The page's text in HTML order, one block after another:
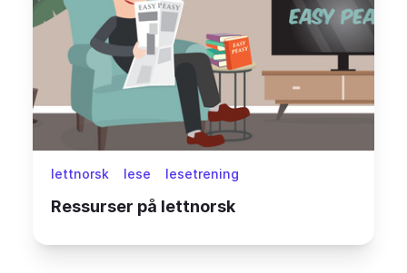
lettnorsk lese lesetrening
Ressurser på lettnorsk